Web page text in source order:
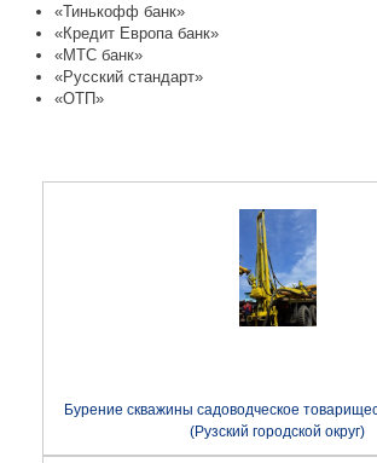
«Тинькофф банк»
«Кредит Европа банк»
«МТС банк»
«Русский стандарт»
«ОТП»
Бурение скважины садоводческое
(Рузский городской округ)